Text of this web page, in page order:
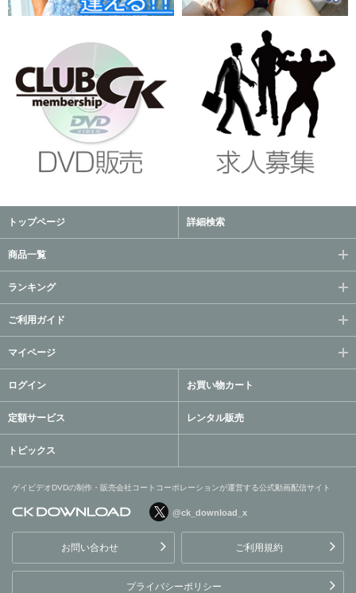
トップページ 詳細検索
商品一覧
ランキング
ご利用ガイド
マイページ
ログイン お買い物カート
定額サービス レンタル販売
トピックス
ゲイビデオDVDの制作・販売会社コートコーポレーションが運営する公式動画配信サイト
ョンが運営する公式動画配
信サイト
@ck_download_x
お問い合わせ ご利用規約
プライバシーポリシー